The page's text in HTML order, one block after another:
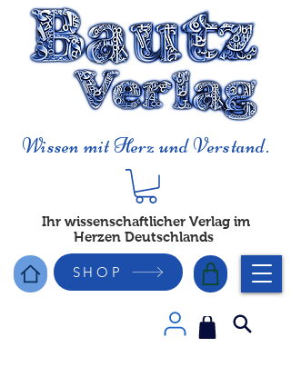
Wissen mit Herz und Verstand.
Ihr wissenschaftlicher Verlag im
Herzen Deutschlands
SHOP